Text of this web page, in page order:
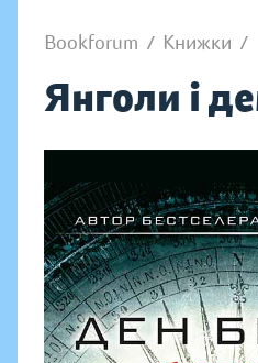
Bookforum / Книжки /
Янголи і